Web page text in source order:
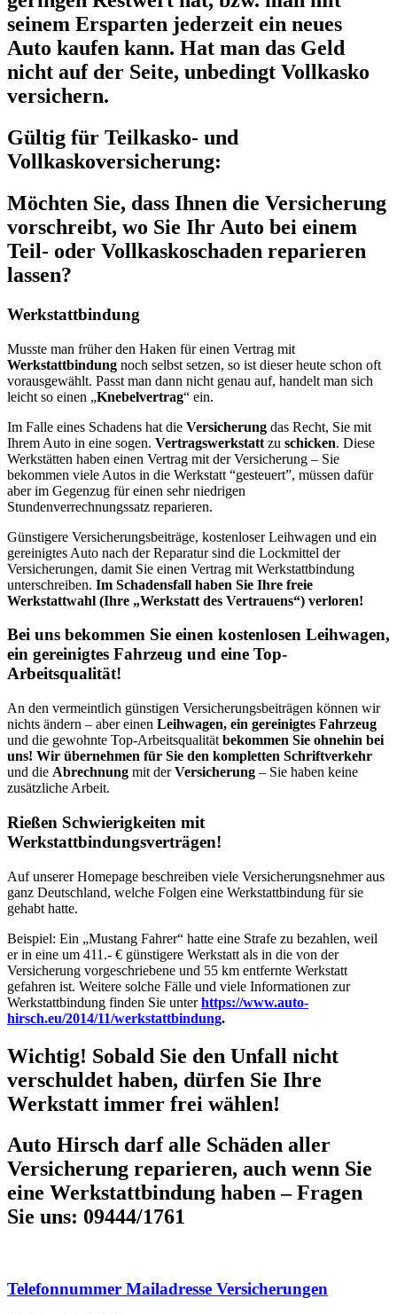
seinem Ersparten jederzeit ein neues
Auto kaufen kann. Hat man das Geld
nicht auf der Seite, unbedingt Vollkasko
versichern.
Gültig für Teilkasko- und
Vollkaskoversicherung:
Möchten Sie, dass Ihnen die Versicherung
vorschreibt, wo Sie Ihr Auto bei einem
Teil- oder Vollkaskoschaden reparieren
lassen?
Werkstattbindung
Musste man früher den Haken für einen Vertrag mit
Werkstattbindung noch selbst setzen, so ist dieser heute schon oft
vorausgewählt. Passt man dann nicht genau auf, handelt man sich
leicht so einen „Knebelvertrag“ ein.
Im Falle eines Schadens hat die Versicherung das Recht, Sie mit
Ihrem Auto in eine sogen. Vertragswerkstatt zu schicken. Diese
Werkstätten haben einen Vertrag mit der Versicherung – Sie
bekommen viele Autos in die Werkstatt “gesteuert”, müssen dafür
aber im Gegenzug für einen sehr niedrigen
Stundenverrechnungssatz reparieren.
Günstigere Versicherungsbeiträge, kostenloser Leihwagen und ein
gereinigtes Auto nach der Reparatur sind die Lockmittel der
Versicherungen, damit Sie einen Vertrag mit Werkstattbindung
unterschreiben. Im Schadensfall haben Sie Ihre freie
Werkstattwahl (Ihre „Werkstatt des Vertrauens“) verloren!
Bei uns bekommen Sie einen kostenlosen Leihwagen,
ein gereinigtes Fahrzeug und eine Top-
Arbeitsqualität!
An den vermeintlich günstigen Versicherungsbeiträgen können wir
nichts ändern – aber einen Leihwagen, ein gereinigtes Fahrzeug
und die gewohnte Top-Arbeitsqualität bekommen Sie ohnehin bei
uns! Wir übernehmen für Sie den kompletten Schriftverkehr
und die Abrechnung mit derVersicherung – Sie haben keine
zusätzliche Arbeit.
Rießen Schwierigkeiten mit
Werkstattbindungsverträgen!
Auf unserer Homepage beschreiben viele Versicherungsnehmer aus
ganz Deutschland, welche Folgen eine Werkstattbindung für sie
gehabt hatte.
Beispiel: Ein „Mustang Fahrer“ hatte eine Strafe zu bezahlen, weil
er in eine um 411.- € günstigere Werkstatt als in die von der
Versicherung vorgeschriebene und 55 km entfernte Werkstatt
gefahren ist. Weitere solche Fälle und viele Informationen zur
Werkstattbindung finden Sie unterhttps://www.auto-
hirsch.eu/2014/11/werkstattbindung.
Wichtig! Sobald Sie den Unfall nicht
verschuldet haben, dürfen Sie Ihre
Werkstatt immer frei wählen!
Auto Hirsch darf alle Schäden aller
Versicherung reparieren, auch wenn Sie
eine Werkstattbindung haben – Fragen
Sie uns: 09444/1761
Telefonnummer Mailadresse Versicherungen